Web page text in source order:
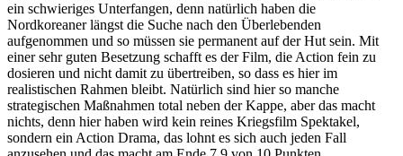
ein schwieriges Unterfangen, denn natürlich haben die
Nordkoreaner längst die Suche nach den Überlebenden
aufgenommen und so müssen sie permanent auf der Hut sein. Mit
einer sehr guten Besetzung schafft es der Film, die Action fein zu
dosieren und nicht damit zu übertreiben, so dass es hier im
realistischen Rahmen bleibt. Natürlich sind hier so manche
strategischen Maßnahmen total neben der Kappe, aber das macht
nichts, denn hier haben wird kein reines Kriegsfilm Spektakel,
sondern ein Action Drama, das lohnt es sich auch jeden Fall